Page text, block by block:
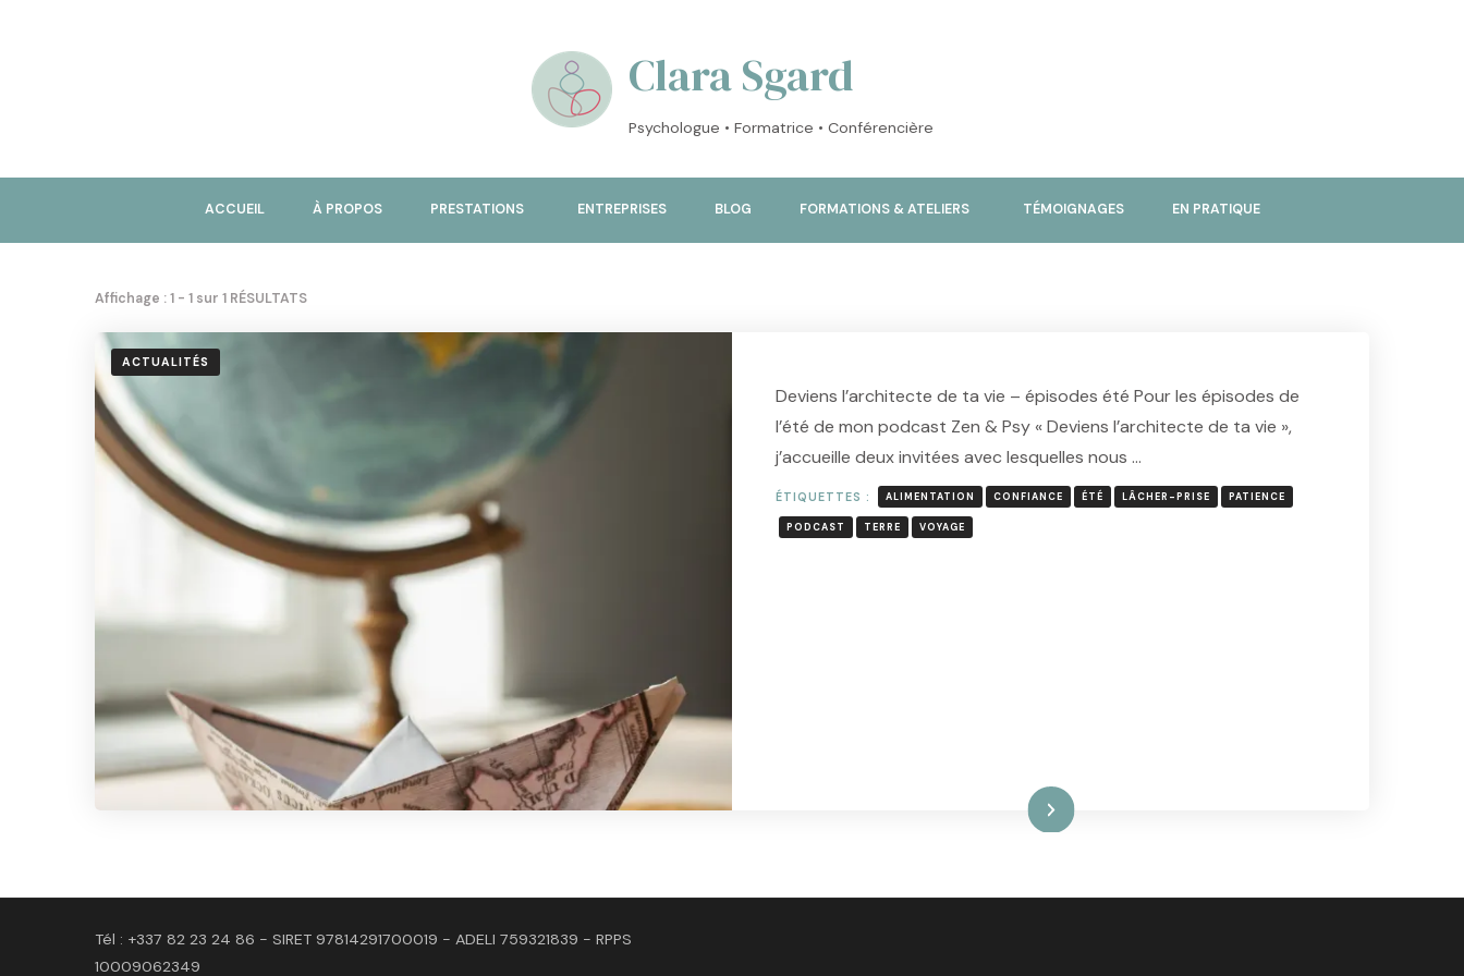
Clara Sgard
Psychologue • Formatrice • Conférencière
ACCUEIL À PROPOS PRESTATIONS ENTREPRISES BLOG FORMATIONS & ATELIERS TÉMOIGNAGES EN PRATIQUE
Affichage : 1 - 1 sur 1 RÉSULTATS
ACTUALITÉS
Deviens l’architecte de ta vie – épisodes été Pour les épisodes de
l’été de mon podcast Zen & Psy « Deviens l’architecte de ta vie »,
j’accueille deux invitées avec lesquelles nous …
ÉTIQUETTES : ALIMENTATION CONFIANCE ÉTÉ LÂCHER-PRISE PATIENCE
PODCAST TERRE VOYAGE
Lire la suite
Tél : +337 82 23 24 86 - SIRET 97814291700019 - ADELI 759321839 - RPPS
10009062349